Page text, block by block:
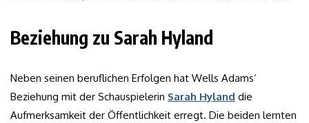
Beziehung zu Sarah Hyland
Neben seinen beruflichen Erfolgen hat Wells Adams‘
Beziehung mit der Schauspielerin Sarah Hyland die
Aufmerksamkeit der Öffentlichkeit erregt. Die beiden lernten